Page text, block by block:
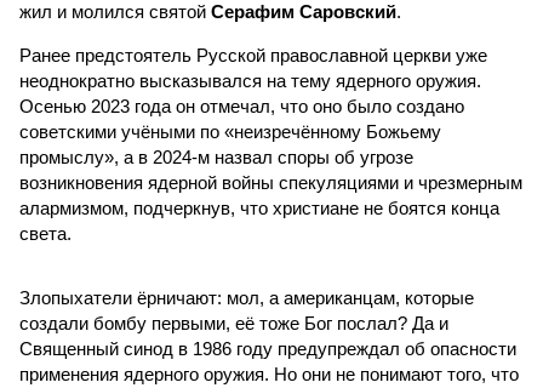
жил и молился святой Серафим Саровский.
Ранее предстоятель Русской православной церкви уже
неоднократно высказывался на тему ядерного оружия.
Осенью 2023 года он отмечал, что оно было создано
советскими учёными по «неизречённому Божьему
промыслу», а в 2024-м назвал споры об угрозе
возникновения ядерной войны спекуляциями и чрезмерным
алармизмом, подчеркнув, что христиане не боятся конца
света.
Злопыхатели ёрничают: мол, а американцам, которые
создали бомбу первыми, её тоже Бог послал? Да и
Священный синод в 1986 году предупреждал об опасности
применения ядерного оружия. Но они не понимают того, что